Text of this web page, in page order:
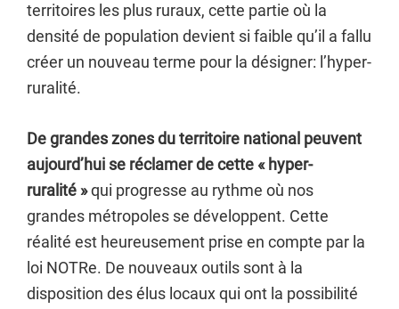
territoires les plus ruraux, cette partie où la
densité de population devient si faible qu’il a fallu
créer un nouveau terme pour la désigner: l’hyper-
ruralité.
De grandes zones du territoire national peuvent
aujourd’hui se réclamer de cette « hyper-
ruralité »qui progresse au rythme où nos
grandes métropoles se développent. Cette
réalité est heureusement prise en compte par la
loi NOTRe. De nouveaux outils sont à la
disposition des élus locaux qui ont la possibilité